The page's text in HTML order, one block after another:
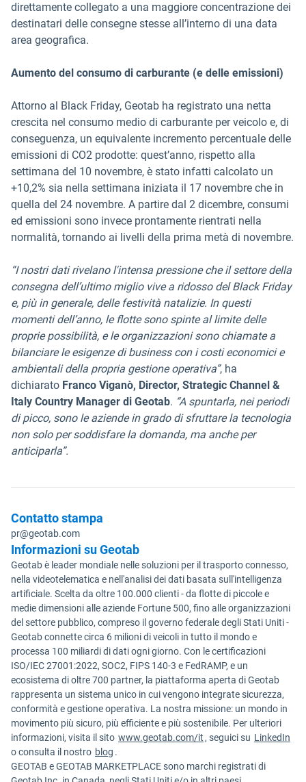
direttamente collegato a una maggiore concentrazione dei
destinatari delle consegne stesse all’interno di una data
area geografica.
Aumento del consumo di carburante (e delle emissioni)
Attorno al Black Friday, Geotab ha registrato una netta
crescita nel consumo medio di carburante per veicolo e, di
conseguenza, un equivalente incremento percentuale delle
emissioni di CO2 prodotte: quest’anno, rispetto alla
settimana del 10 novembre, è stato infatti calcolato un
+10,2% sia nella settimana iniziata il 17 novembre che in
quella del 24 novembre. A partire dal 2 dicembre, consumi
ed emissioni sono invece prontamente rientrati nella
normalità, tornando ai livelli della prima metà di novembre.
“I nostri dati rivelano l'intensa pressione che il settore della
consegna dell’ultimo miglio vive a ridosso del Black Friday
e, più in generale, delle festività natalizie. In questi
momenti dell’anno, le flotte sono spinte al limite delle
proprie possibilità, e le organizzazioni sono chiamate a
bilanciare le esigenze di business con i costi economici e
ambientali della propria gestione operativa”, ha
dichiarato Franco Viganò, Director, Strategic Channel &
Italy Country Manager di Geotab. “A spuntarla, nei periodi
di picco, sono le aziende in grado di sfruttare la tecnologia
non solo per soddisfare la domanda, ma anche per
anticiparla”.
Contatto stampa
pr@geotab.com
Informazioni su Geotab
Geotab è leader mondiale nelle soluzioni per il trasporto connesso,
nella videotelematica e nell'analisi dei dati basata sull'intelligenza
artificiale. Scelta da oltre 100.000 clienti - da flotte di piccole e
medie dimensioni alle aziende Fortune 500, fino alle organizzazioni
del settore pubblico, compreso il governo federale degli Stati Uniti -
Geotab connette circa 6 milioni di veicoli in tutto il mondo e
processa 100 miliardi di dati ogni giorno. Con le certificazioni
ISO/IEC 27001:2022, SOC2, FIPS 140-3 e FedRAMP, e un
ecosistema di oltre 700 partner, la piattaforma aperta di Geotab
rappresenta un sistema unico in cui vengono integrate sicurezza,
conformità e gestione operativa. La nostra missione: un mondo in
movimento più sicuro, più efficiente e più sostenibile. Per ulteriori
informazioni, visita il sito www.geotab.com/it , seguici su LinkedIn
o consulta il nostro blog .
GEOTAB e GEOTAB MARKETPLACE sono marchi registrati di